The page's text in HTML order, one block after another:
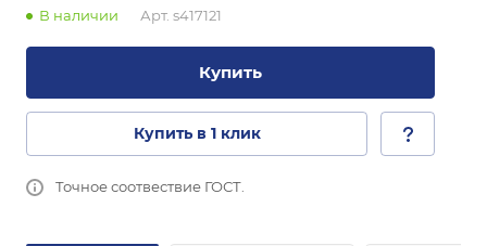
В наличии Арт. s417121
Купить
Купить в 1 клик
Точное соотвествие ГОСТ.